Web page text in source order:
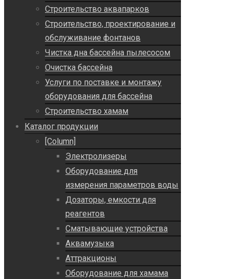
Строительство аквапарков
Строительство, проектирование и
обслуживание фонтанов
Чистка дна бассейна пылесосом
Очистка бассейна
Услуги по поставке и монтажу
оборудования для бассейна
Строительство хамам
Каталог продукции
[Column]
Электролизеры
Оборудование для
измерения параметров воды
Дозаторы, емкости для
реагентов
Сматывающие устройства
Аквамузыка
Аттракционы
Оборудование для хамама